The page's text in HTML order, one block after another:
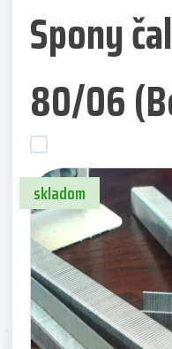
Spony
80/06
skladom